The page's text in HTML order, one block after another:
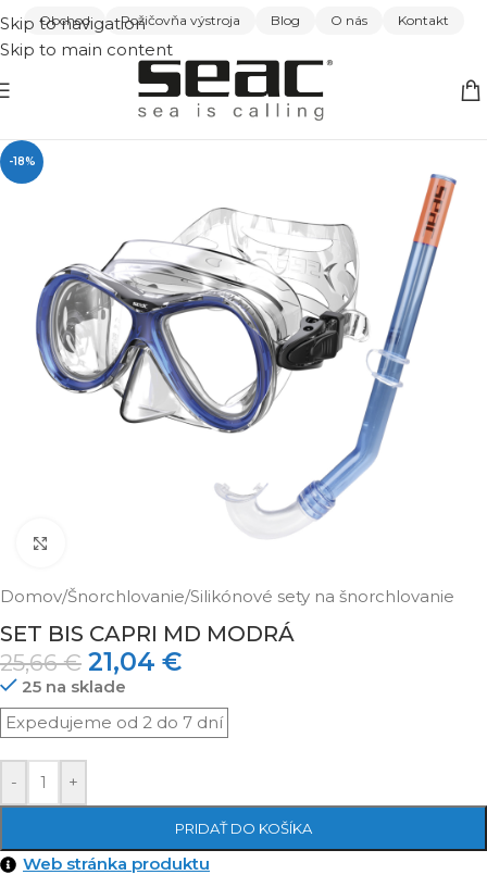
Skip to navigation
Skip to main content
Obchod Požičovňa výstroja Blog O nás Kontakt
-18%
Domov/Šnorchlovanie/Silikónové sety na šnorchlovanie
SET BIS CAPRI MD MODRÁ
25,66€ 21,04 €
25 na sklade
- +
PRIDAŤ DO KOŠÍKA
Web stránka produktu